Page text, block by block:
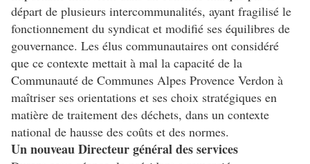
départ de plusieurs intercommunalités, ayant fragilisé le
fonctionnement du syndicat et modifié ses équilibres de
gouvernance. Les élus communautaires ont considéré
que ce contexte mettait à mal la capacité de la
Communauté de Communes Alpes Provence Verdon à
maîtriser ses orientations et ses choix stratégiques en
matière de traitement des déchets, dans un contexte
national de hausse des coûts et des normes.
Un nouveau Directeur général des services